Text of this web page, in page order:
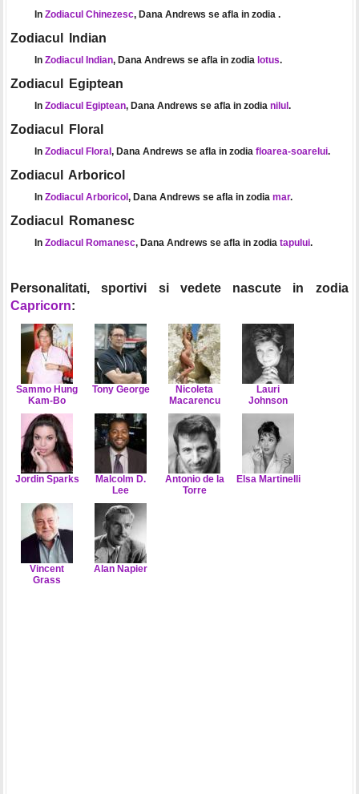
In Zodiacul Chinezesc, Dana Andrews se afla in zodia .
Zodiacul Indian
In Zodiacul Indian, Dana Andrews se afla in zodia lotus.
Zodiacul Egiptean
In Zodiacul Egiptean, Dana Andrews se afla in zodia nilul .
Zodiacul Floral
In Zodiacul Floral , Dana Andrews se afla in zodia floarea-soarelui.
Zodiacul Arboricol
In Zodiacul Arboricol , Dana Andrews se afla in zodia mar.
Zodiacul Romanesc
In Zodiacul Romanesc, Dana Andrews se afla in zodia tapului.
Personalitati, sportivi si vedete nascute in zodia
Capricorn:
Sammo Hung
Kam-Bo
Tony George
Nicoleta
Macarencu
Lauri
Johnson
Jordin Sparks
Malcolm D.
Lee
Antonio de la
Torre
Elsa Martinelli
Vincent
Grass
Alan Napier